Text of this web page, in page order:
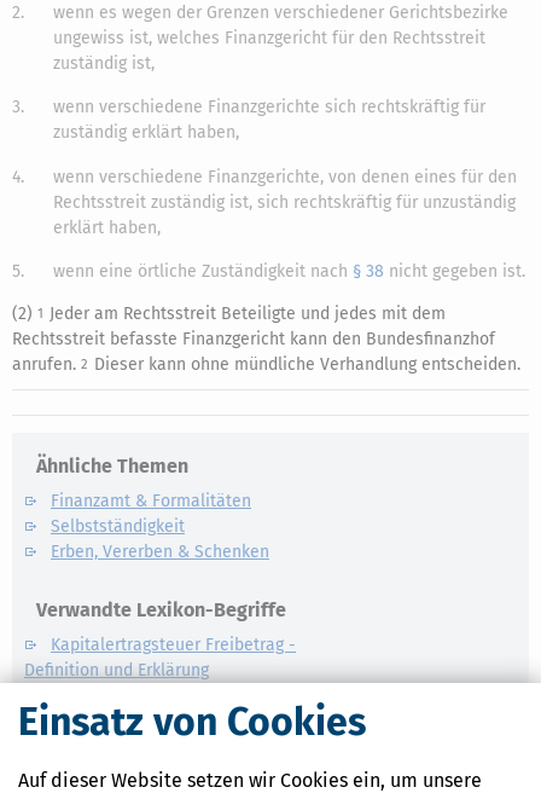
Einsatz von Cookies
Auf dieser Website setzen wir Cookies ein, um unsere
2.
wenn es wegen der Grenzen verschiedener Gerichtsbezirke
ungewiss ist, welches Finanzgericht für den Rechtsstreit
zuständig ist,
3.
wenn verschiedene Finanzgerichte sich rechtskräftig für
zuständig erklärt haben,
4.
wenn verschiedene Finanzgerichte, von denen eines für den
Rechtsstreit zuständig ist, sich rechtskräftig für unzuständig
erklärt haben,
5. wenn eine örtliche Zuständigkeit nach § 38 nicht gegeben ist.
(2) 1 Jeder am Rechtsstreit Beteiligte und jedes mit dem
Rechtsstreit befasste Finanzgericht kann den Bundesfinanzhof
anrufen. 2 Dieser kann ohne mündliche Verhandlung entscheiden.
Ähnliche Themen
Finanzamt & Formalitäten
Selbstständigkeit
Erben, Vererben & Schenken
Verwandte Lexikon-Begriffe
Kapitalertragsteuer Freibetrag -
Definition und Erklärung
Kapitalertragsteuer - Definition und
NACHDiGAL